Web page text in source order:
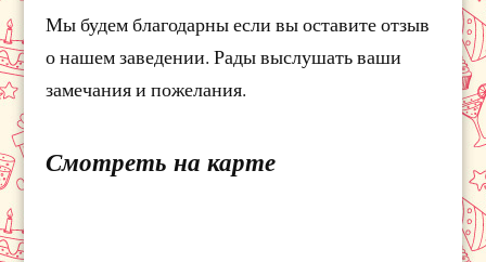
Мы будем благодарны если вы оставите отзыв
о нашем заведении. Рады выслушать ваши
замечания и пожелания.
Смотреть на карте